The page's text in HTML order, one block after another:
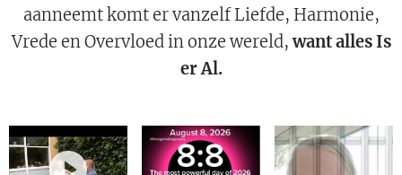
aanneemt komt er vanzelf Liefde, Harmonie,
Vrede en Overvloed in onze wereld,want alles Is
er Al.